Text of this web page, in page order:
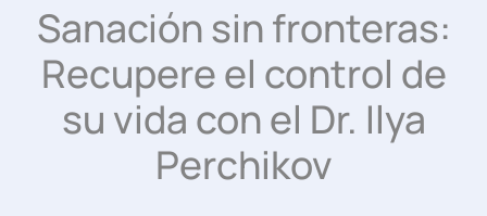
Sanación sin fronteras:
Recupere el control de
su vida con el Dr. Ilya
Perchikov